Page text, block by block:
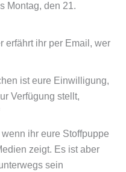
Montag, den 21.
erfährt ihr per Email, wer
ist eure Einwilligung,
Verfügung stellt,
ihr eure Stoffpuppe
zeigt. Es ist aber
sein